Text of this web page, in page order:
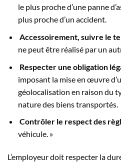
le plus proche d’une panne
plus proche d’un accident.
Accessoirement, suivre le
ne peut être réalisé par un
Respecter une obligation
imposant la mise en œuvre
géolocalisation en raison du
nature des biens transportés.
Contrôler le respect des
véhicule. »
L’employeur doit respecter la